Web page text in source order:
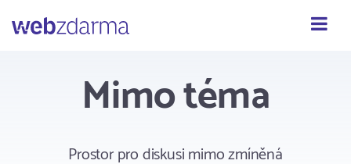
Mimo téma
Prostor pro diskusi mimo zmíněná